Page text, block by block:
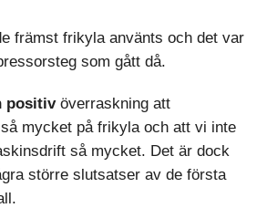
främst frikyla använts och det var
som gått då.
positivöverraskning att
mycket på frikyla och att vi inte
så mycket. Det är dock
större slutsatser av de första